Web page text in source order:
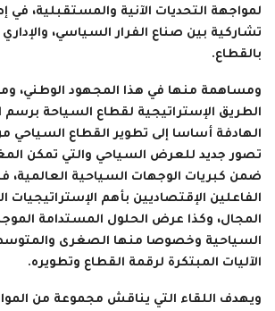
لمواجهة التحديات الآنية والمستقبلية، في
تشاركية بين صناع الفرار السياسي،
بالقطاع.
ومساهمة منها في هذا المجهود الوطني،
الهادفة أساسا إلى تطوير القطاع السياحي
تصور جديد للعرض السياحي والتي تمكن
ضمن كبريات الوجهات السياحية العالمية،
الفاعلين الإقتصاديين بأهم الإستراتيجيات
المجال، وكذا عرض الحلول المستدامة
السياحية وخصوصا منها الصغرى
الآليات المبتكرة لرقمة القطاع وتطويره.
ويهدف اللقاء التي يناقش مجموعة من